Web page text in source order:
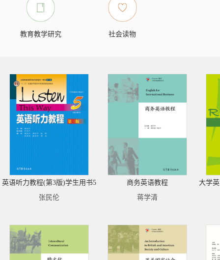
教育教学研究 社会读物
英语听力教程(第3版)学生用书5
张民伦
商务英语教程
蒋学清
大学